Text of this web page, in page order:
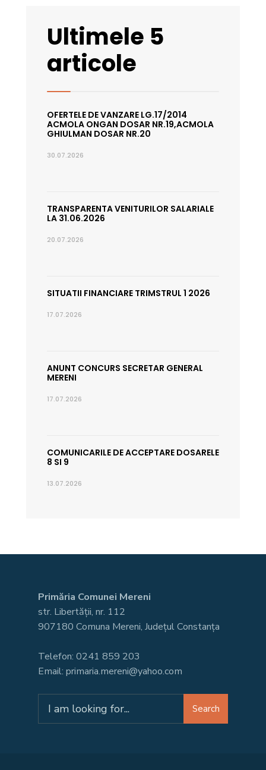
Ultimele 5
articole
OFERTELE DE VANZARE LG.17/2014
ACMOLA ONGAN DOSAR NR.19,ACMOLA
GHIULMAN DOSAR NR.20
30.07.2026
TRANSPARENTA VENITURILOR SALARIALE
LA 31.06.2026
20.07.2026
SITUATII FINANCIARE TRIMSTRUL 1 2026
17.07.2026
ANUNT CONCURS SECRETAR GENERAL
MERENI
17.07.2026
COMUNICARILE DE ACCEPTARE DOSARELE
8 SI 9
13.07.2026
Primăria Comunei Mereni
str. Libertății, nr. 112
907180 Comuna Mereni, Județul Constanța
Telefon: 0241 859 203
Email: primaria.mereni@yahoo.com
for:
Search